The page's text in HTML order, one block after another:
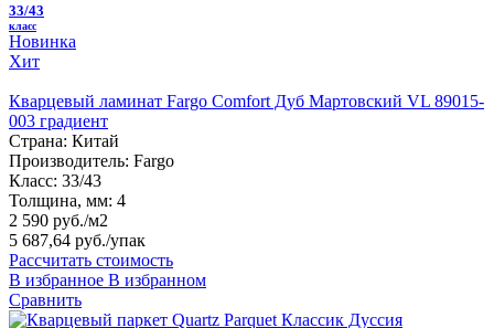
33/43
класс
Новинка
Хит
Кварцевый ламинат Fargo Comfort Дуб Мартовский VL 89015-
003 градиент
Страна: Китай
Производитель: Fargo
Класс: 33/43
Толщина, мм: 4
2 590 руб./м2
5 687,64 руб./упак
Рассчитать стоимость
В избранное В избранном
Сравнить